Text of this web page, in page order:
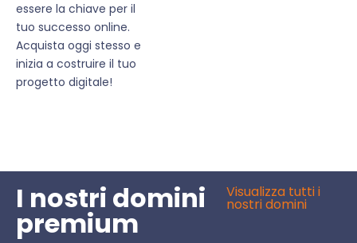
essere la chiave per il
tuo successo online.
Acquista oggi stesso e
inizia a costruire il tuo
progetto digitale!
I nostri domini
premium
Visualizza tutti i
nostri domini